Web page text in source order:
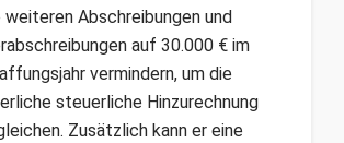
weiteren Abschreibungen und
auf 30.000 € im
vermindern, um die
steuerliche Hinzurechnung
Zusätzlich kann er eine